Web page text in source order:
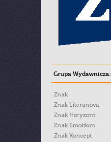
Grupa Wydawnicza:
Znak
Znak Literanova
Znak Horyzont
Znak Emotikon
Znak Koncept